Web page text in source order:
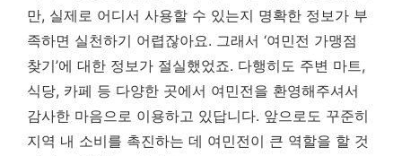
만, 실제로 어디서 사용할 수 있는지 명확한 정보가 부
족하면 실천하기 어렵잖아요. 그래서 ‘여민전 가맹점
찾기’에 대한 정보가 절실했었죠. 다행히도 주변 마트,
식당, 카페 등 다양한 곳에서 여민전을 환영해주셔서
감사한 마음으로 이용하고 있답니다. 앞으로도 꾸준히
지역 내 소비를 촉진하는 데 여민전이 큰 역할을 할 것